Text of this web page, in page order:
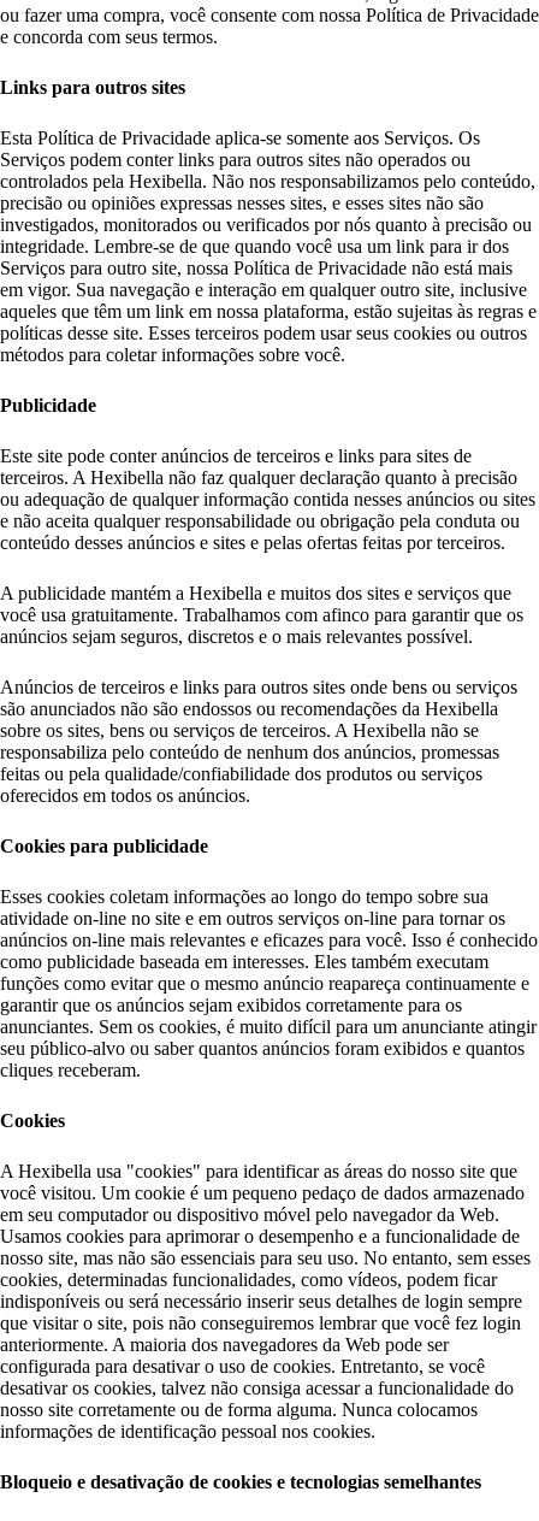
ou fazer uma compra, você consente com nossa Política de Privacidade
e concorda com seus termos.
Links para outros sites
Esta Política de Privacidade aplica-se somente aos Serviços. Os
Serviços podem conter links para outros sites não operados ou
controlados pela Hexibella. Não nos responsabilizamos pelo conteúdo,
precisão ou opiniões expressas nesses sites, e esses sites não são
investigados, monitorados ou verificados por nós quanto à precisão ou
integridade. Lembre-se de que quando você usa um link para ir dos
Serviços para outro site, nossa Política de Privacidade não está mais
em vigor. Sua navegação e interação em qualquer outro site, inclusive
aqueles que têm um link em nossa plataforma, estão sujeitas às regras e
políticas desse site. Esses terceiros podem usar seus cookies ou outros
métodos para coletar informações sobre você.
Publicidade
Este site pode conter anúncios de terceiros e links para sites de
terceiros. A Hexibella não faz qualquer declaração quanto à precisão
ou adequação de qualquer informação contida nesses anúncios ou sites
e não aceita qualquer responsabilidade ou obrigação pela conduta ou
conteúdo desses anúncios e sites e pelas ofertas feitas por terceiros.
A publicidade mantém a Hexibella e muitos dos sites e serviços que
você usa gratuitamente. Trabalhamos com afinco para garantir que os
anúncios sejam seguros, discretos e o mais relevantes possível.
Anúncios de terceiros e links para outros sites onde bens ou serviços
são anunciados não são endossos ou recomendações da Hexibella
sobre os sites, bens ou serviços de terceiros. A Hexibella não se
responsabiliza pelo conteúdo de nenhum dos anúncios, promessas
feitas ou pela qualidade/confiabilidade dos produtos ou serviços
oferecidos em todos os anúncios.
Cookies para publicidade
Esses cookies coletam informações ao longo do tempo sobre sua
atividade on-line no site e em outros serviços on-line para tornar os
anúncios on-line mais relevantes e eficazes para você. Isso é conhecido
como publicidade baseada em interesses. Eles também executam
funções como evitar que o mesmo anúncio reapareça continuamente e
garantir que os anúncios sejam exibidos corretamente para os
anunciantes. Sem os cookies, é muito difícil para um anunciante atingir
seu público-alvo ou saber quantos anúncios foram exibidos e quantos
cliques receberam.
Cookies
A Hexibella usa "cookies" para identificar as áreas do nosso site que
você visitou. Um cookie é um pequeno pedaço de dados armazenado
em seu computador ou dispositivo móvel pelo navegador da Web.
Usamos cookies para aprimorar o desempenho e a funcionalidade de
nosso site, mas não são essenciais para seu uso. No entanto, sem esses
cookies, determinadas funcionalidades, como vídeos, podem ficar
indisponíveis ou será necessário inserir seus detalhes de login sempre
que visitar o site, pois não conseguiremos lembrar que você fez login
anteriormente. A maioria dos navegadores da Web pode ser
configurada para desativar o uso de cookies. Entretanto, se você
desativar os cookies, talvez não consiga acessar a funcionalidade do
nosso site corretamente ou de forma alguma. Nunca colocamos
informações de identificação pessoal nos cookies.
Bloqueio e desativação de cookies e tecnologias semelhantes